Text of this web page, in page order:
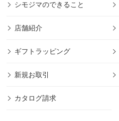
シモジマのできること
店舗紹介
ギフトラッピング
新規お取引
カタログ請求